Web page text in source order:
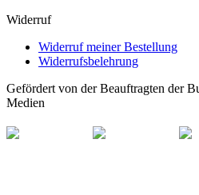
Widerruf
Widerruf meiner Bestellung
Widerrufsbelehrung
Gefördert von der Beauftragten der
Medien